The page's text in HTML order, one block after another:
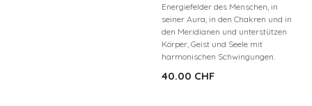
Energiefelder des Menschen, in
seiner Aura, in den Chakren und in
den Meridianen und unterstützen
Körper, Geist und Seele mit
harmonischen Schwingungen.
40.00 CHF